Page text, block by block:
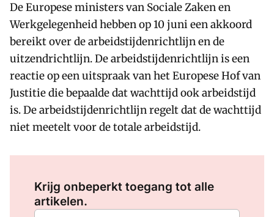
De Europese ministers van Sociale Zaken en
Werkgelegenheid hebben op 10 juni een akkoord
bereikt over de arbeidstijdenrichtlijn en de
uitzendrichtlijn. De arbeidstijdenrichtlijn is een
reactie op een uitspraak van het Europese Hof van
Justitie die bepaalde dat wachttijd ook arbeidstijd
is. De arbeidstijdenrichtlijn regelt dat de wachttijd
niet meetelt voor de totale arbeidstijd.
Krijg onbeperkt toegang tot alle
artikelen.